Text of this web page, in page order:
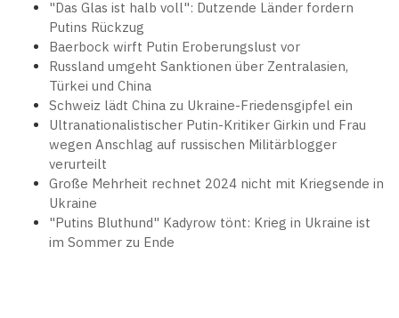
"Das Glas ist halb voll": Dutzende Länder fordern
Putins Rückzug
Baerbock wirft Putin Eroberungslust vor
Russland umgeht Sanktionen über Zentralasien,
Türkei und China
Schweiz lädt China zu Ukraine-Friedensgipfel ein
Ultranationalistischer Putin-Kritiker Girkin und Frau
wegen Anschlag auf russischen Militärblogger
verurteilt
Große Mehrheit rechnet 2024 nicht mit Kriegsende in
Ukraine
"Putins Bluthund" Kadyrow tönt: Krieg in Ukraine ist
im Sommer zu Ende